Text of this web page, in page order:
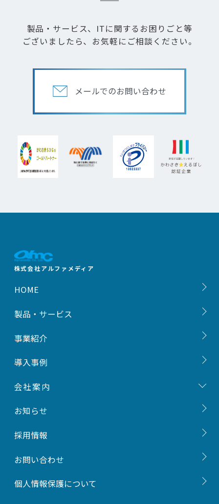
製品・サービス、ITに関するお困りごと等
ございましたら、お気軽にご相談ください。
メールでのお問い合わせ
株式会社アルファメディア
HOME
製品・サービス
事業紹介
導入事例
会社案内
ご挨拶
会社概要
事業内容
お知らせ
採用情報
お問い合わせ
個人情報保護について